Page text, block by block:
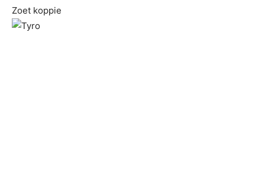
Zoet koppie